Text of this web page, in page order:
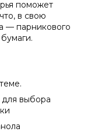
поможет
в свою
— парникового
для выбора